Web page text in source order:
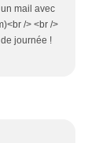
mail avec
/> <br />
journée !